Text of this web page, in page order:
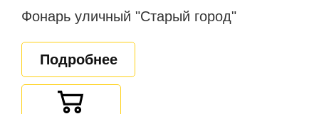
Фонарь уличный "Старый город"
Подробнее